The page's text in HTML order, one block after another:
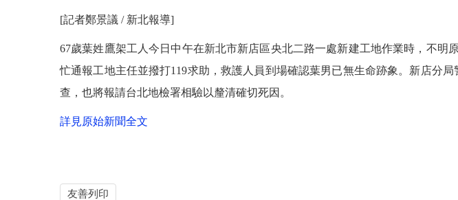
[記者鄭景議 / 新北報導]
67歲葉姓鷹架工人今日中午在新北市新店區央北二路一處新建工地作業時，不
忙通報工地主任並撥打119求助，救護人員到場確認葉男已無生命跡象。新店分
查，也將報請台北地檢署相驗以釐清確切死因。
詳見原始新聞全文
友善列印